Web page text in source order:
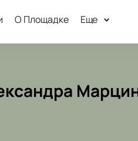
О Площадке Еще